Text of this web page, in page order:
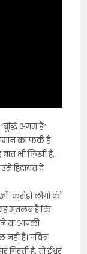
अगम है”
का फर्क है।
बात भी लिखी है,
हिदायत दे
करोड़ों लोगों की
मतलब है कि
या आपकी
है। पवित्र
गिरती है, तो ईश्वर